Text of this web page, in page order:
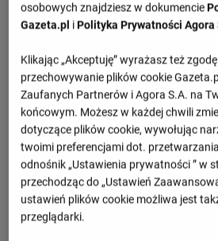
osobowych znajdziesz w dokumencie
Gazeta.pl i Polityka Prywatności Agora
Klikając „Akceptuję” wyrażasz też
przechowywanie plików cookie
Zaufanych Partnerów i Agora S.A. na
końcowym. Możesz w każdej chwili
dotyczące plików cookie, wywołując
twoimi preferencjami dot.
odnośnik „Ustawienia prywatności ” w
przechodząc do „Ustawień
ustawień plików cookie możliwa jest
przeglądarki.